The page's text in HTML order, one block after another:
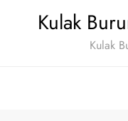
Kulak
Kulak